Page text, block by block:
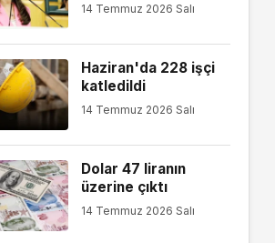
14 Temmuz 2026 Salı
Haziran'da 228 işçi
katledildi
14 Temmuz 2026 Salı
Dolar 47 liranın
üzerine çıktı
14 Temmuz 2026 Salı